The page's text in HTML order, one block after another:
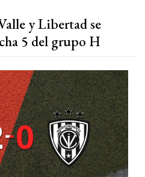
y Libertad se
5 del grupo H